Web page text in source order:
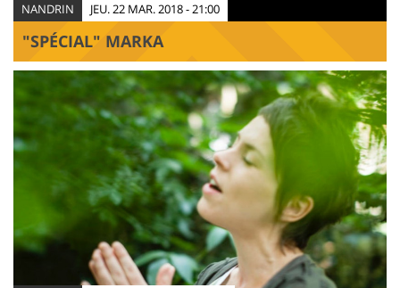
NANDRIN JEU. 22 MAR. 2018 - 21:00
"SPÉCIAL" MARKA